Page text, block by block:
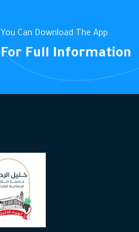
You Can Download The App.
For Full Information